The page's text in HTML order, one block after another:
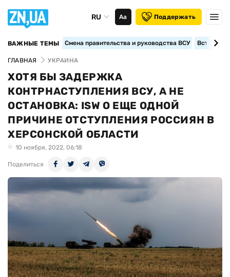
RU Аа Поддержать
ВАЖНЫЕ ТЕМЫ Смена правительства и руководства ВСУ
ГЛАВНАЯ УКРАИНА
ХОТЯ БЫ ЗАДЕРЖКА
КОНТРНАСТУПЛЕНИЯ ВСУ, А НЕ
ОСТАНОВКА: ISW О ЕЩЕ ОДНОЙ
ПРИЧИНЕ ОТСТУПЛЕНИЯ РОССИЯН В
ХЕРСОНСКОЙ ОБЛАСТИ
10 ноября, 2022, 06:18
Поделиться